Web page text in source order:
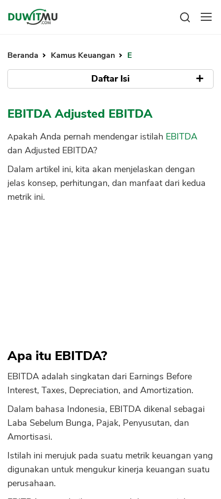
Investasi
Pengeluaran
Asuransi
Mengelola keuangan
Kartu Kredit
KPR
Pinjaman Online
Hutang
Pinjaman
Kartu Kredit
KTA
Kredit Usaha
Pinjaman Online
Asuransi Kesehatan
Asuransi Syariah
Beranda Kamus Keuangan E
Daftar Isi
Apa itu Adjusted EBITDA?
Rumus Cara Menghitung EBITDA dan
Adjusted EBITDA, Serta Contohnya
Manfaat EBITDA
1. Menilai Kinerja Operasional
1. Penyesuaian Biaya
3. Ketersediaan Informasi
4. Lebih Realistis
5. Perbedaan Penggunaan
EBITDA Adjusted EBITDA
Apakah Anda pernah mendengar istilah EBITDA
dan Adjusted EBITDA?
Dalam artikel ini, kita akan menjelaskan dengan
jelas konsep, perhitungan, dan manfaat dari kedua
metrik ini.
Apa itu EBITDA?
EBITDA adalah singkatan dari Earnings Before
Interest, Taxes, Depreciation, and Amortization.
Dalam bahasa Indonesia, EBITDA dikenal sebagai
Laba Sebelum Bunga, Pajak, Penyusutan, dan
Amortisasi.
Istilah ini merujuk pada suatu metrik keuangan yang
digunakan untuk mengukur kinerja keuangan suatu
perusahaan.